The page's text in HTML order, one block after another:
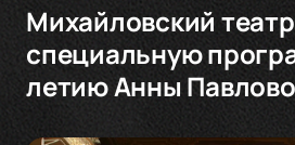
Михайловский
специальную
летию Анны